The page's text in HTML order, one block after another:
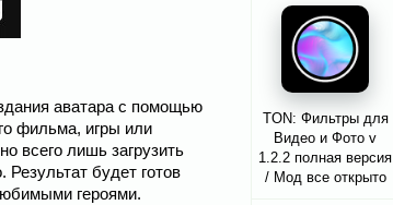
аватара с помощью
фильма, игры или
всего лишь загрузить
будет готов
героями.
TON: Фильтры для
Видео и Фото v
1.2.2 полная версия
/ Мод все открыто